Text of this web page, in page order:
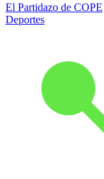
El Partidazo de COPE
Deportes